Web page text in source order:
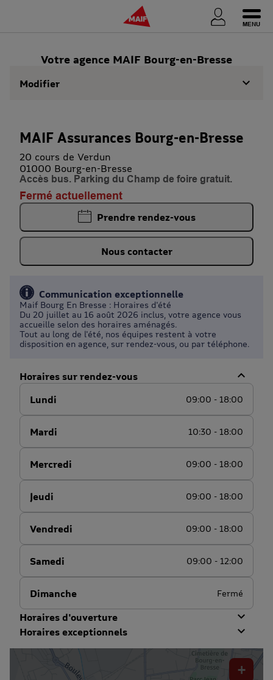
Votre agence MAIF Bourg-en-Bresse
Modifier
MAIF Assurances Bourg-en-Bresse
20 cours de Verdun
01000 Bourg-en-Bresse
Accès bus. Parking du Champ de foire gratuit.
Fermé actuellement
Prendre rendez-vous
Nous contacter
Communication exceptionnelle
Maif Bourg En Bresse : Horaires d'été
Du 20 juillet au 16 août 2026 inclus, votre agence vous
accueille selon des horaires aménagés.
Tout au long de l'été, nos équipes restent à votre
disposition en agence, sur rendez-vous, ou par téléphone.
Horaires sur rendez-vous
Lundi 09:00 - 18:00
Mardi 10:30 - 18:00
Mercredi 09:00 - 18:00
Jeudi 09:00 - 18:00
Vendredi 09:00 - 18:00
Samedi 09:00 - 12:00
Dimanche Fermé
Horaires d'ouverture
Horaires exceptionnels
+